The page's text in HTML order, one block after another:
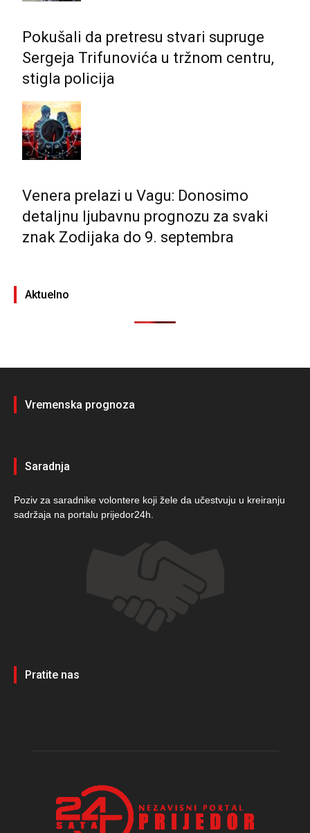
Pokušali da pretresu stvari supruge
Sergeja Trifunovića u tržnom centru,
stigla policija
Venera prelazi u Vagu: Donosimo
detaljnu ljubavnu prognozu za svaki
znak Zodijaka do 9. septembra
Aktuelno
Vremenska prognoza
Saradnja
Poziv za saradnike volontere koji žele da učestvuju u kreiranju
sadržaja na portalu prijedor24h.
Pratite nas